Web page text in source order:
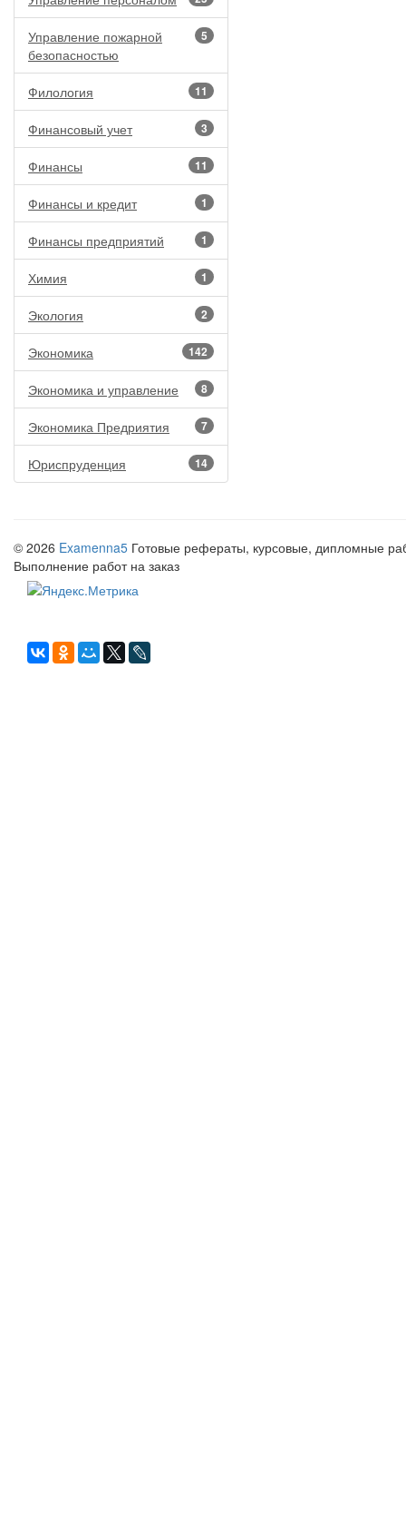
5
Управление пожарной
безопасностью
11
Филология
3
Финансовый учет
11
Финансы
1
Финансы и кредит
1
Финансы предприятий
1
Химия
2
Экология
142
Экономика
8
Экономика и управление
7
Экономика Предриятия
14
Юриспруденция
© 2026 Examenna5 Готовые рефераты, курсовые, дипломные
Выполнение работ на заказ